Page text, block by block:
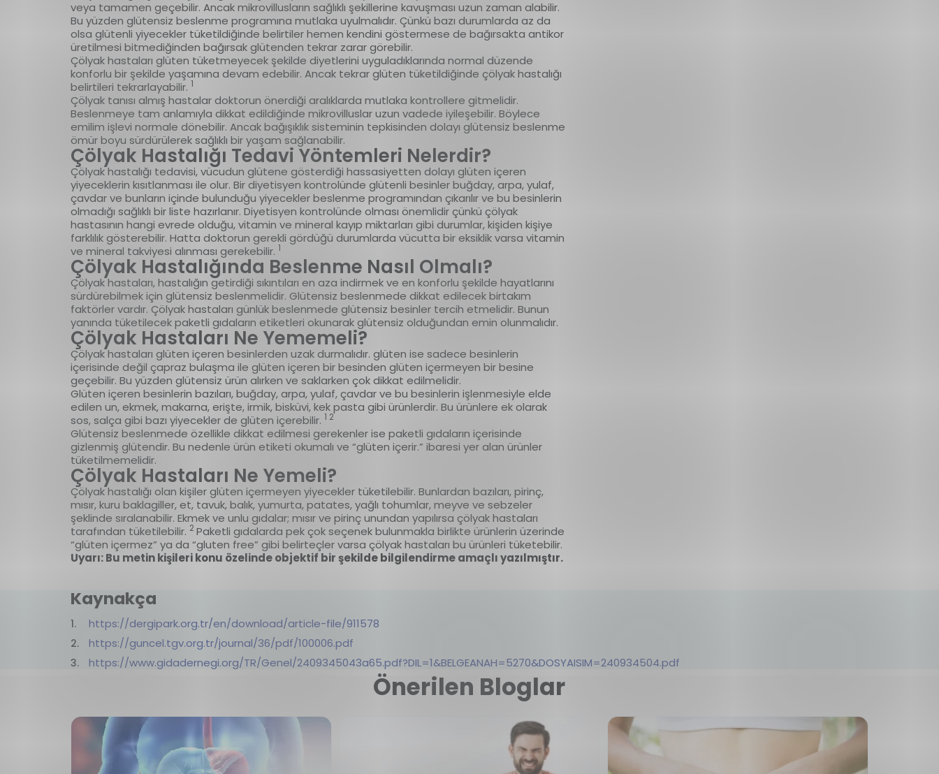
veya tamamen geçebilir. Ancak mikrovillusların sağlıklı şekillerine kavuşması uzun zaman alabilir.
Bu yüzden glütensiz beslenme programına mutlaka uyulmalıdır. Çünkü bazı durumlarda az da
olsa glütenli yiyecekler tüketildiğinde belirtiler hemen kendini göstermese de bağırsakta antikor
üretilmesi bitmediğinden bağırsak glütenden tekrar zarar görebilir.
Çölyak hastaları glüten tüketmeyecek şekilde diyetlerini uyguladıklarında normal düzende
konforlu bir şekilde yaşamına devam edebilir. Ancak tekrar glüten tüketildiğinde çölyak hastalığı
belirtileri tekrarlayabilir. 1
Çölyak tanısı almış hastalar doktorun önerdiği aralıklarda mutlaka kontrollere gitmelidir.
Beslenmeye tam anlamıyla dikkat edildiğinde mikrovilluslar uzun vadede iyileşebilir. Böylece
emilim işlevi normale dönebilir. Ancak bağışıklık sisteminin tepkisinden dolayı glütensiz beslenme
ömür boyu sürdürülerek sağlıklı bir yaşam sağlanabilir.
Çölyak Hastalığı Tedavi Yöntemleri Nelerdir?
Çölyak hastalığı tedavisi, vücudun glütene gösterdiği hassasiyetten dolayı glüten içeren
yiyeceklerin kısıtlanması ile olur. Bir diyetisyen kontrolünde glütenli besinler buğday, arpa, yulaf,
çavdar ve bunların içinde bulunduğu yiyecekler beslenme programından çıkarılır ve bu besinlerin
olmadığı sağlıklı bir liste hazırlanır. Diyetisyen kontrolünde olması önemlidir çünkü çölyak
hastasının hangi evrede olduğu, vitamin ve mineral kayıp miktarları gibi durumlar, kişiden kişiye
farklılık gösterebilir. Hatta doktorun gerekli gördüğü durumlarda vücutta bir eksiklik varsa vitamin
ve mineral takviyesi alınması gerekebilir. 1
Çölyak Hastalığında Beslenme Nasıl Olmalı?
Çölyak hastaları, hastalığın getirdiği sıkıntıları en aza indirmek ve en konforlu şekilde hayatlarını
sürdürebilmek için glütensiz beslenmelidir. Glütensiz beslenmede dikkat edilecek birtakım
faktörler vardır. Çölyak hastaları günlük beslenmede glütensiz besinler tercih etmelidir. Bunun
yanında tüketilecek paketli gıdaların etiketleri okunarak glütensiz olduğundan emin olunmalıdır.
Çölyak Hastaları Ne Yememeli?
Çölyak hastaları glüten içeren besinlerden uzak durmalıdır. glüten ise sadece besinlerin
içerisinde değil çapraz bulaşma ile glüten içeren bir besinden glüten içermeyen bir besine
geçebilir. Bu yüzden glütensiz ürün alırken ve saklarken çok dikkat edilmelidir.
Glüten içeren besinlerin bazıları, buğday, arpa, yulaf, çavdar ve bu besinlerin işlenmesiyle elde
edilen un, ekmek, makarna, erişte, irmik, bisküvi, kek pasta gibi ürünlerdir. Bu ürünlere ek olarak
sos, salça gibi bazı yiyecekler de glüten içerebilir. 1 2
Glütensiz beslenmede özellikle dikkat edilmesi gerekenler ise paketli gıdaların içerisinde
gizlenmiş glütendir. Bu nedenle ürün etiketi okumalı ve “glüten içerir.” ibaresi yer alan ürünler
tüketilmemelidir.
Çölyak Hastaları Ne Yemeli?
Çölyak hastalığı olan kişiler glüten içermeyen yiyecekler tüketilebilir. Bunlardan bazıları, pirinç,
mısır, kuru baklagiller, et, tavuk, balık, yumurta, patates, yağlı tohumlar, meyve ve sebzeler
şeklinde sıralanabilir. Ekmek ve unlu gıdalar; mısır ve pirinç unundan yapılırsa çölyak hastaları
tarafından tüketilebilir. 2 Paketli gıdalarda pek çok seçenek bulunmakla birlikte ürünlerin üzerinde
“glüten içermez” ya da “gluten free” gibi belirteçler varsa çölyak hastaları bu ürünleri tüketebilir.
Uyarı: Bu metin kişileri konu özelinde objektif bir şekilde bilgilendirme amaçlı yazılmıştır.
Kaynakça
https://dergipark.org.tr/en/download/article-file/911578
https://guncel.tgv.org.tr/journal/36/pdf/100006.pdf
https://www.gidadernegi.org/TR/Genel/2409345043a65.pdf?DIL=1&BELGEANAH=5270&DOSYAISIM=240934504.pdf
Önerilen Bloglar